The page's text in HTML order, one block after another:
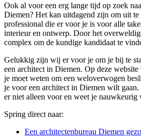
Ook al voor een erg lange tijd op zoek
Diemen? Het kan uitdagend zijn om uit
professional die er voor je is voor alle
interieur en ontwerp. Door het
complex om de kundige kandidaat te
Gelukkig zijn wij er voor je om je bij te
een architect in Diemen. Op deze
je moet weten om een weloverwogen
je voor een architect in Diemen wilt
er niet alleen voor en weet je nauwkeurig
Spring direct naar:
Een architectenbureau Diemen